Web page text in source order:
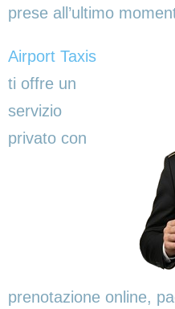
prese all’ultimo
Airport Taxis
ti offre un
servizio
privato con
prenotazione online,